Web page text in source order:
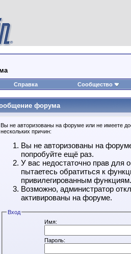
Справка Сообщество
форума
Вы не авторизованы на форуме или не имеете
нескольких причин:
Вы не авторизованы на
попробуйте ещё раз.
У вас недостаточно прав для
пытаетесь обратиться к
привилегированным функциям.
Возможно, администратор
активированы на форуме.
Вход
Имя:
Пароль: